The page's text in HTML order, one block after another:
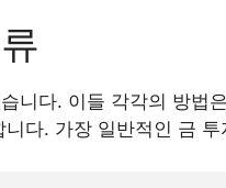
니다. 이들 각각의 방법
다. 가장 일반적인 금